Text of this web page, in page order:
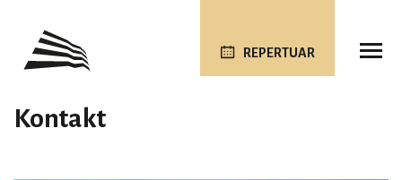
REPERTUAR
Kontakt